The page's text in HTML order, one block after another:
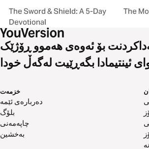
The Sword & Shield: A 5-Day
Devotional
The
بۆ ئەوەی هەموو ڕۆژێک
خزمەت
دەربارەی ئێمە
بلۆگ
چاپەمەنی
بەخشین